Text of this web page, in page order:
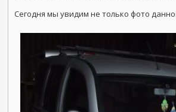
Сегодня мы увидим не только фото